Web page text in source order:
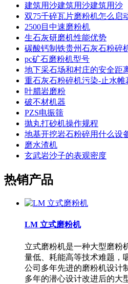
建筑用沙建筑用沙建筑用沙
双75千碎瓦片磨粉机怎么启
2500目中速磨粉机
生石灰研磨机性能优势
碳酸钙制铁贵州石灰石粉碎
pc矿石磨粉机型号
地下采石场和村庄的安全距
重石灰石粉碎机污染-止水帷
叶腊岩磨粉
破不材机器
PZS电振筛
抛丸打砂机操作规程
地基开挖岩石粉碎用什么设
磨水渣机
玄武岩沙子的表观密度
热销产品
LM 立式磨粉机
立式磨粉机是一种大型磨粉
量低、耗能高等技术难题，
公司多年先进的磨粉机设计
多年的潜心设计改进后的大